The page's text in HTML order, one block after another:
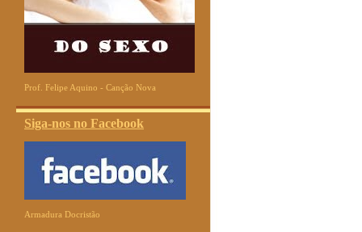
Prof. Felipe Aquino - Canção Nova
Siga-nos no Facebook
Armadura Docristão